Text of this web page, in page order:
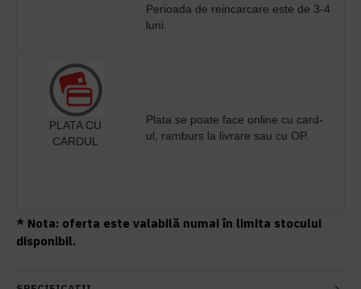
Perioada de reincarcare este de 3-4
luni.
PLATA CU
CARDUL
Plata se poate face online cu card-
ul, ramburs la livrare sau cu OP.
* Nota: oferta este valabilă numai în limita stocului
disponibil.